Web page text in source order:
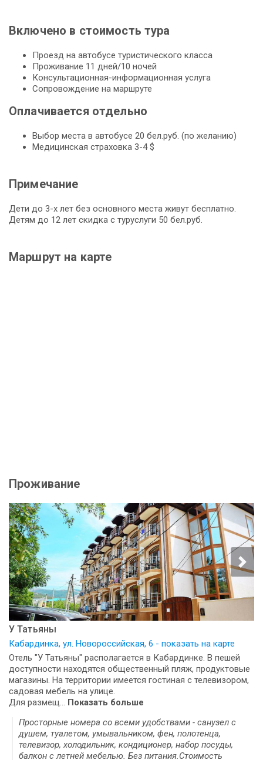
Включено в стоимость тура
Проезд на автобусе туристического класса
Проживание 11 дней/10 ночей
Консультационная-информационная услуга
Сопровождение на маршруте
Оплачивается отдельно
Выбор места в автобусе 20 бел.руб. (по желанию)
Медицинская страховка 3-4 $
Примечание
Дети до 3-х лет без основного места живут бесплатно.
Детям до 12 лет скидка с туруслуги 50 бел.руб.
Маршрут на карте
Проживание
У Татьяны
Кабардинка, ул. Новороссийская, 6 - показать на карте
Отель "У Татьяны" располагается в Кабардинке. В пешей
доступности находятся общественный пляж, продуктовые
магазины. На территории имеется гостиная с телевизором,
садовая мебель на улице.
Для размещ... Показать больше
Просторные номера со всеми удобствами - санузел с
душем, туалетом, умывальником, фен, полотенца,
телевизор, холодильник, кондиционер, набор посуды,
балкон с летней мебелью. Без питания.Стоимость